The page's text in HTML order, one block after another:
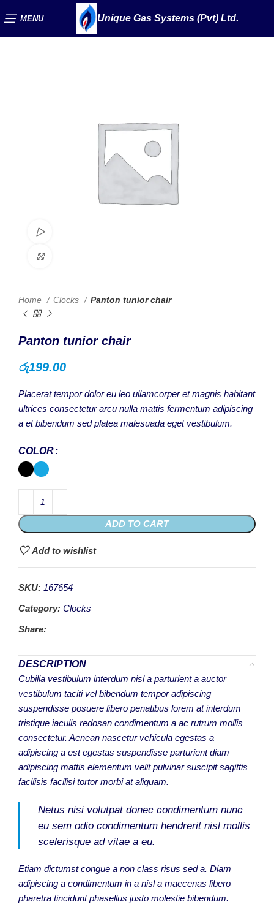
MENU Unique Gas Systems (Pvt) Ltd.
Home Clocks Panton tunior chair
Panton tunior chair
රු199.00
Placerat tempor dolor eu leo ullamcorper et magnis habitant
ultrices consectetur arcu nulla mattis fermentum adipiscing
a et bibendum sed platea malesuada eget vestibulum.
COLOR
ADD TO CART
Add to wishlist
SKU: 167654
Category: Clocks
Share:
DESCRIPTION
Cubilia vestibulum interdum nisl a parturient a auctor
vestibulum taciti vel bibendum tempor adipiscing
suspendisse posuere libero penatibus lorem at interdum
tristique iaculis redosan condimentum a ac rutrum mollis
consectetur. Aenean nascetur vehicula egestas a
adipiscing a est egestas suspendisse parturient diam
adipiscing mattis elementum velit pulvinar suscipit sagittis
facilisis facilisi tortor morbi at aliquam.
Netus nisi volutpat donec condimentum nunc
eu sem odio condimentum hendrerit nisl mollis
scelerisque ad vitae a eu.
Etiam dictumst congue a non class risus sed a. Diam
adipiscing a condimentum in a nisl a maecenas libero
pharetra tincidunt phasellus justo molestie bibendum.